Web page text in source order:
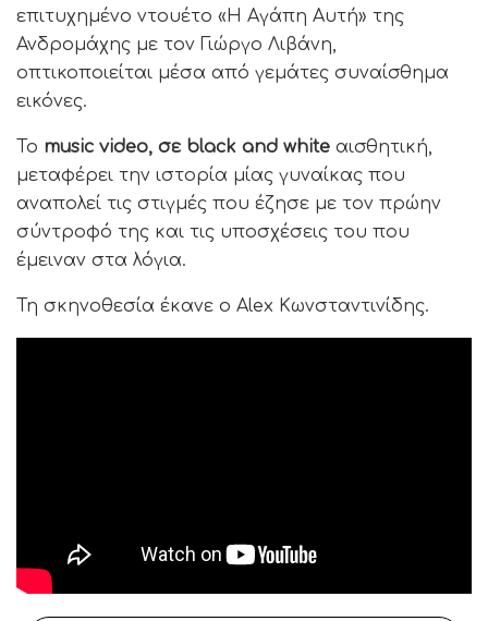
επιτυχημένο ντουέτο «Η Αγάπη Αυτή» της
Ανδρομάχης με τον Γιώργο Λιβάνη,
οπτικοποιείται μέσα από γεμάτες συναίσθημα
εικόνες.
Το music video, σε black and white αισθητική,
μεταφέρει την ιστορία μίας γυναίκας που
αναπολεί τις στιγμές που έζησε με τον πρώην
σύντροφό της και τις υποσχέσεις του που
έμειναν στα λόγια.
Τη σκηνοθεσία έκανε ο Alex Κωνσταντινίδης.